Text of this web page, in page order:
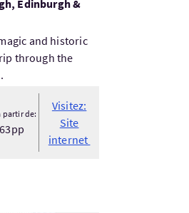
Edinburgh &
and historic
through the
partir de:
Visitez:
Site
internet